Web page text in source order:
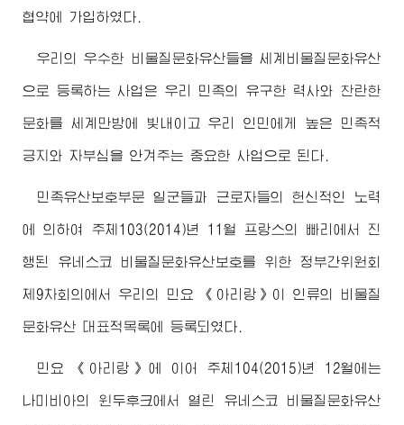
협약에 가입하였다.
우리의 우수한 비물질문화유산들을 세계비물질문화유산
으로 등록하는 사업은 우리 민족의 유구한 력사와 찬란한
문화를 세계만방에 빛내이고 우리 인민에게 높은 민족적
긍지와 자부심을 안겨주는 중요한 사업으로 된다.
민족유산보호부문 일군들과 근로자들의 헌신적인 노력
에 의하여 주체103(2014)년 11월 프랑스의 빠리에서 진
행된 유네스코 비물질문화유산보호를 위한 정부간위원회
제9차회의에서 우리의 민요 《아리랑》이 인류의 비물질
문화유산 대표적목록에 등록되였다.
민요 《아리랑》에 이어 주체104(2015)년 12월에는
나미비아의 윈두후크에서 열린 유네스코 비물질문화유산